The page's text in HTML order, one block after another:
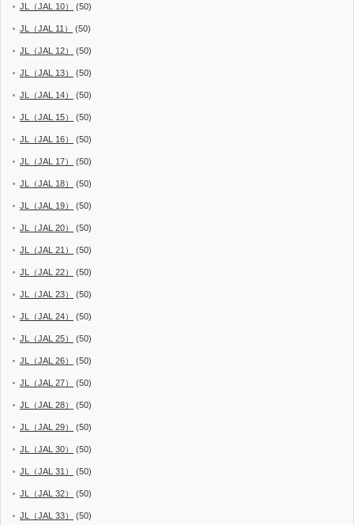
JL（JAL 10） (50)
JL（JAL 11） (50)
JL（JAL 12） (50)
JL（JAL 13） (50)
JL（JAL 14） (50)
JL（JAL 15） (50)
JL（JAL 16） (50)
JL（JAL 17） (50)
JL（JAL 18） (50)
JL（JAL 19） (50)
JL（JAL 20） (50)
JL（JAL 21） (50)
JL（JAL 22） (50)
JL（JAL 23） (50)
JL（JAL 24） (50)
JL（JAL 25） (50)
JL（JAL 26） (50)
JL（JAL 27） (50)
JL（JAL 28） (50)
JL（JAL 29） (50)
JL（JAL 30） (50)
JL（JAL 31） (50)
JL（JAL 32） (50)
JL（JAL 33） (50)